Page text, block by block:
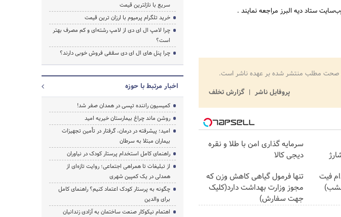
ستاد دیه البرز مراجعه نمایند .
صحت مطلب منتشر شده بر عهده ناشر است.
پروفایل ناشر
گزارش تخلف
سرمایه گذاری امن با طلا و نقره
دیجی کالا
فیت
تنها فرمول گیاهی کاهش وزن که
مجوز وزارت بهداشت دارد(کلیک
جهت سفارش)
سریع با نازلترین قیمت
خرید تلگرام پرمیوم با ارزان ترین قیمت
چرا لامپ ال ای دی از لامپ رشته‌ای و کم مصرف بهتر
است؟
چرا پنل های ال ای دی سقفی فروش خوبی دارند؟
اخبار مرتبط با حوزه
کمیسیون راننده تپسی در همدان صفر شد!
روشن ماند چراغ بیمارستان خیریه امید
امید؛ پیشرفته در درمان، گرفتار در تأمین تجهیزات
بیماران مبتلا به سرطان
راهنمای کامل استخدام پرستار کودک در نیاوران
از تبلیغات تا همراهی اجتماعی؛ روایت تازه‌ای از
همدلی در یک کمپین شهری
چگونه به پرستار کودک اعتماد کنیم؟ راهنمای کامل
برای والدین
اهتمام نیکوکار صنعت ساختمان به آزادی زندانیان